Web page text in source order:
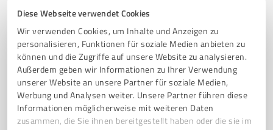
Diese Webseite verwendet Cookies
Wir verwenden Cookies, um Inhalte und Anzeigen zu
personalisieren, Funktionen für soziale Medien anbieten zu
können und die Zugriffe auf unsere Website zu analysieren.
Außerdem geben wir Informationen zu Ihrer Verwendung
unserer Website an unsere Partner für soziale Medien,
Werbung und Analysen weiter. Unsere Partner führen diese
Informationen möglicherweise mit weiteren Daten
zusammen, die Sie ihnen bereitgestellt haben oder die sie im
Beruflichen Schulzentrum Neuen
AUSBILDUNG KINDERPFLEGE
SOZIALPÄDAGOGIK PFLEGEBERUFE NACHHALTIGKEIT
SOZIALE VERANTWORTUNG DISKRIMINIERUNG GEMEINSCHAFT
PERSÖNLICHE ENTWICKLUNG BILDUNGSEINRICHTUNG
Wilhelm-Löhe-Straße 21, 91564 Neuendettelsau